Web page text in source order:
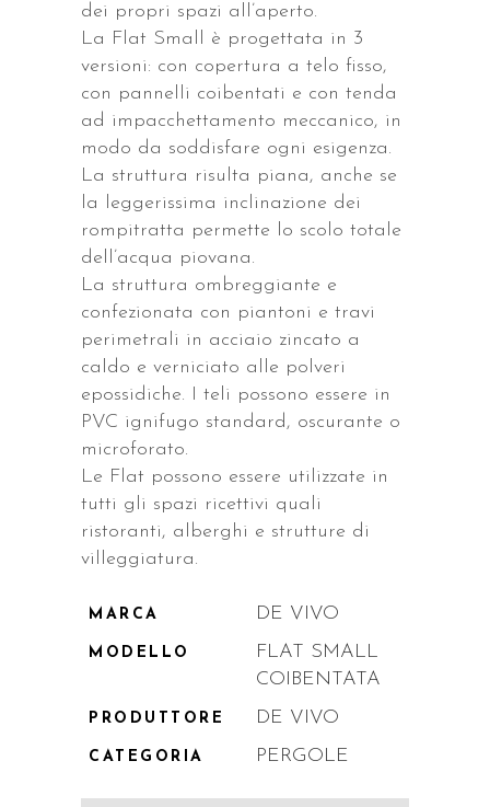
dei propri spazi all’aperto.
La Flat Small è progettata in 3
versioni: con copertura a telo fisso,
con pannelli coibentati e con tenda
ad impacchettamento meccanico, in
modo da soddisfare ogni esigenza.
La struttura risulta piana, anche se
la leggerissima inclinazione dei
rompitratta permette lo scolo totale
dell’acqua piovana.
La struttura ombreggiante e
confezionata con piantoni e travi
perimetrali in acciaio zincato a
caldo e verniciato alle polveri
epossidiche. I teli possono essere in
PVC ignifugo standard, oscurante o
microforato.
Le Flat possono essere utilizzate in
tutti gli spazi ricettivi quali
ristoranti, alberghi e strutture di
villeggiatura.
MARCA DE VIVO
MODELLO
FLAT SMALL
COIBENTATA
PRODUTTORE DE VIVO
CATEGORIA PERGOLE